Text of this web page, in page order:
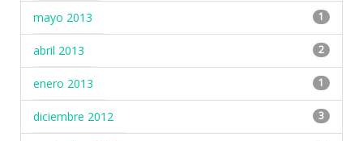
mayo 2013 1
abril 2013 2
enero 2013 1
diciembre 2012 3